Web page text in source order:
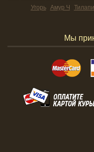
Угорь Амур Ч
Мы